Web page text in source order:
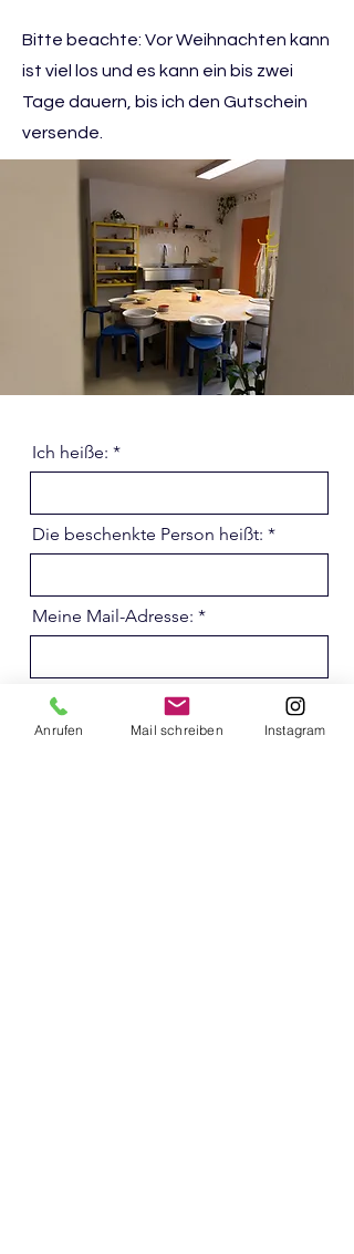
Bitte beachte: Vor Weihnachten kann
ist viel los und es kann ein bis zwei
Tage dauern, bis ich den Gutschein
versende.
Ich heiße:
Die beschenkte Person heißt:
Meine Mail-Adresse:
Der Gutschein soll diesen Wert
haben:
Anrufen Mail schreiben Instagram